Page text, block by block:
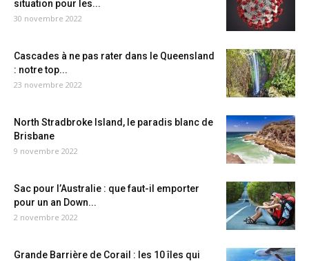
situation pour les...
30 novembre 2022
Cascades à ne pas rater dans le Queensland
: notre top...
23 novembre 2022
North Stradbroke Island, le paradis blanc de
Brisbane
9 novembre 2022
Sac pour l’Australie : que faut-il emporter
pour un an Down...
2 novembre 2022
Grande Barrière de Corail : les 10 îles qui